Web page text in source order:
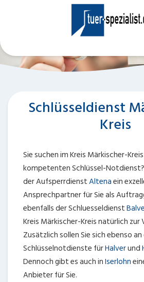
Schlüsseldienst
Kreis
Sie suchen im Kreis Märkischer-
kompetenten Schlüssel-
der AufsperrdienstAltenaein
Ansprechpartner für Sie als
ebenfalls der SchluesseldienstBalve
Kreis Märkischer-Kreis natürlich zur
Zusätzlich sollen Sie sich ebenso an
Schlüsselnotdienste fürHalverund
Dennoch gibt es auch inIserlohn
Anbieter für Sie.